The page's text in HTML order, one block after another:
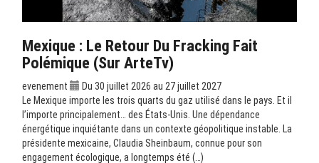
Mexique : Le Retour Du Fracking Fait
Polémique (sur ArteTv)
evenement
Du 30 juillet 2026 au 27 juillet 2027
Le Mexique importe les trois quarts du gaz utilisé dans le pays. Et il
l’importe principalement… des États-Unis. Une dépendance
énergétique inquiétante dans un contexte géopolitique instable. La
présidente mexicaine, Claudia Sheinbaum, connue pour son
engagement écologique, a longtemps été (…)